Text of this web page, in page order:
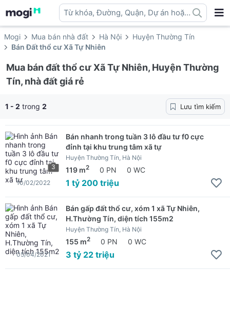
Từ khóa, Đường, Quận, Dự án hoặc
địa danh ...
Mogi Mua bán nhà đất Hà Nội
Huyện Thường Tín
Bán Đất thổ cư Xã Tự Nhiên
Mua bán đất thổ cư Xã Tự Nhiên, Huyện Thường
Tín, nhà đất giá rẻ
1 - 2 trong 2 Lưu tìm kiếm
3
Bán nhanh trong tuần 3 lô đầu tư f0 cực
đỉnh tại khu trung tâm xã tự
Huyện Thường Tín, Hà Nội
119 m2 0 PN 0 WC
1 tỷ 200 triệu
10/02/2022
Bán gấp đất thổ cư, xóm 1 xã Tự Nhiên,
H.Thường Tín, diện tích 155m2
Huyện Thường Tín, Hà Nội
155 m2 0 PN 0 WC
3 tỷ 22 triệu
05/04/2021